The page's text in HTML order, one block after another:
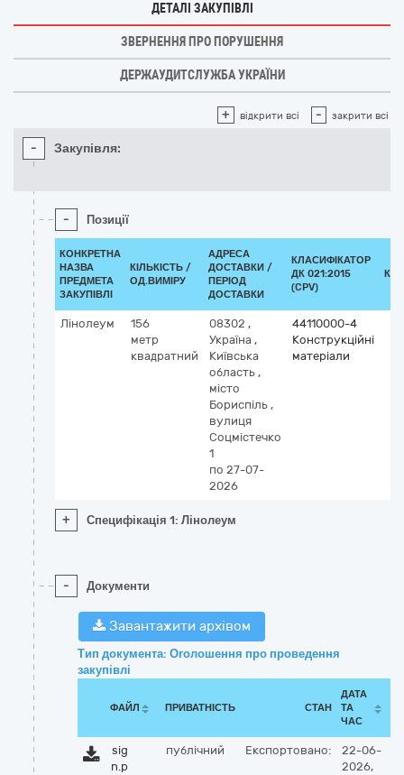
ДЕТАЛІ ЗАКУПІВЛІ
ЗВЕРНЕННЯ ПРО ПОРУШЕННЯ
ДЕРЖАУДИТСЛУЖБА УКРАЇНИ
+ відкрити всі - закрити всі
- Закупівля:
- Позиції
КОНКРЕТНА
НАЗВА
ПРЕДМЕТА
ЗАКУПІВЛІ
КІЛЬКІСТЬ /
ОД.ВИМІРУ
АДРЕСА
ДОСТАВКИ /
ПЕРІОД
ДОСТАВКИ
КЛАСИФІКАТОР
ДК 021:2015
(CPV)
Лінолеум
156
метр
квадратний
08302 ,
Україна ,
Київська
область ,
місто
Бориспіль ,
вулиця
Соцмістечко
1
по 27-07-
2026
44110000-4
Конструкційні
матеріали
+ Специфікація 1: Лінолеум
- Документи
Завантажити архівом
Тип документа: Оголошення про проведення
закупівлі
ФАЙЛ ПРИВАТНІСТЬ СТАН
ДАТА
ТА
ЧАС
sig
n.p
публічний Експортовано:
22-06-
2026,